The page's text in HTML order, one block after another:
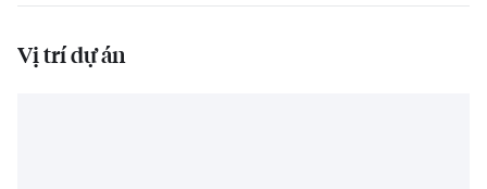
Vị trí dự án